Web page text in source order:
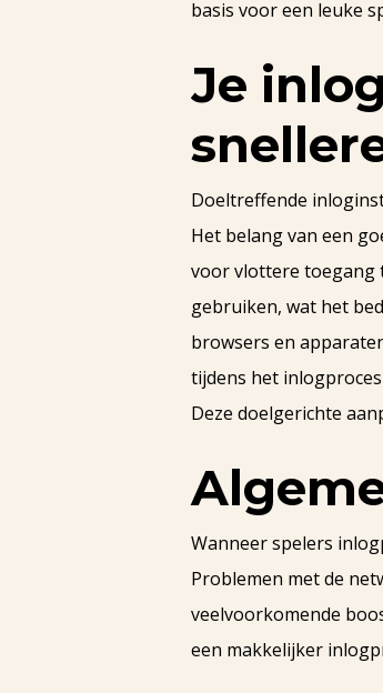
basis voor een leuke
Je
Doeltreffende
Het belang van een
voor vlottere toegang
gebruiken, wat het
browsers en
tijdens het
Deze doelgerichte
Wanneer spelers
Problemen met de
veelvoorkomende
een makkelijker